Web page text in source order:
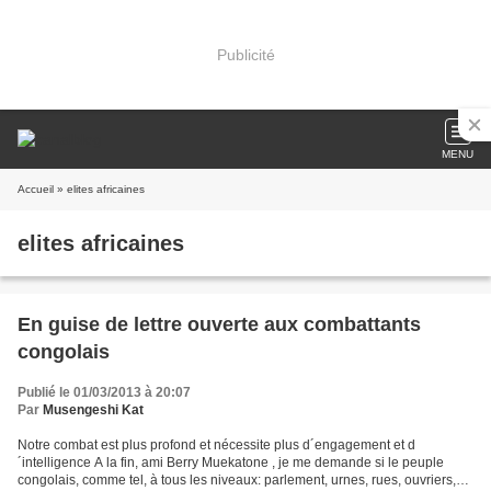
Publicité
MENU
Accueil » elites africaines
elites africaines
En guise de lettre ouverte aux combattants
congolais
Publié le 01/03/2013 à 20:07
Par Musengeshi Kat
Notre combat est plus profond et nécessite plus d´engagement et d
´intelligence A la fin, ami Berry Muekatone , je me demande si le peuple
congolais, comme tel, à tous les niveaux: parlement, urnes, rues, ouvriers,